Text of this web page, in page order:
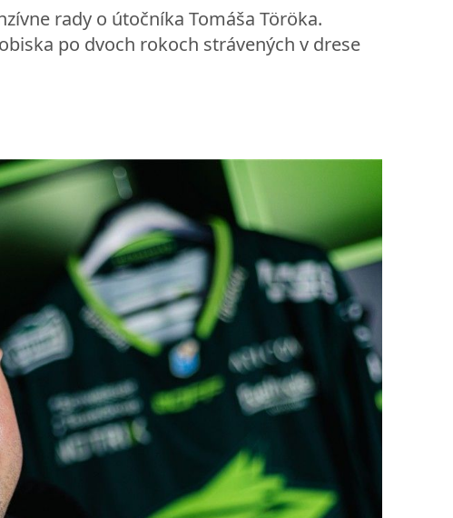
rady o útočníka Tomáša Töröka.
po dvoch rokoch strávených v drese